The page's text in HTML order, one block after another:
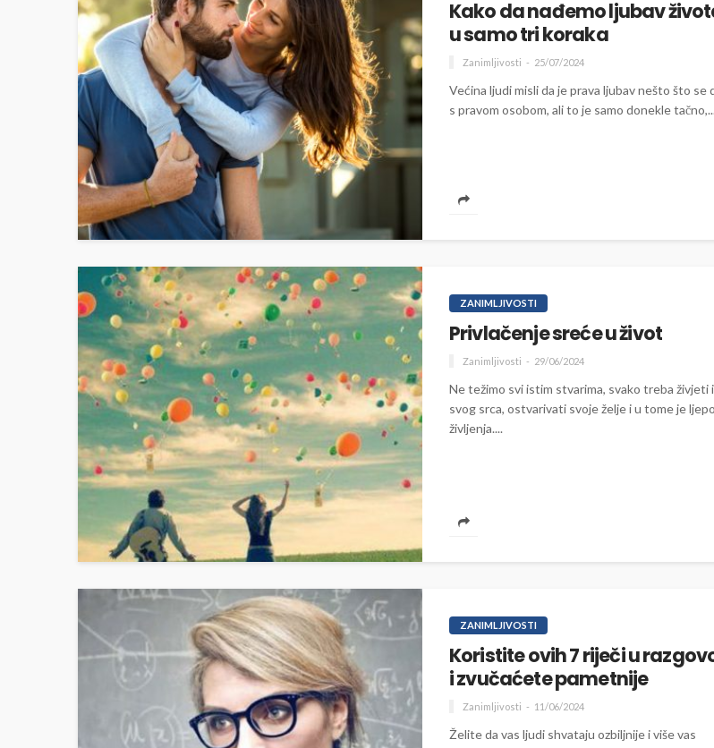
Kako da nađemo ljubav
u samo tri koraka
Zanimljivosti 25/07/2024
Većina ljudi misli da je prava ljubav nešto što se
s pravom osobom, ali to je samo donekle tačno,...
ZANIMLJIVOSTI
Privlačenje sreće u život
Zanimljivosti 29/06/2024
Ne težimo svi istim stvarima, svako treba živjeti
svog srca, ostvarivati svoje želje i u tome je
življenja....
ZANIMLJIVOSTI
Koristite ovih 7 riječi u
i zvučaćete pametnije
Zanimljivosti 11/06/2024
Želite da vas ljudi shvataju ozbiljnije i više vas